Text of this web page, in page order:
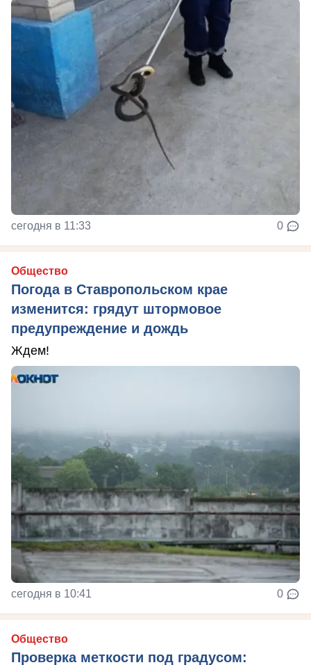
сегодня в 11:33 0
Общество
Погода в Ставропольском крае
изменится: грядут штормовое
предупреждение и дождь
Ждем!
сегодня в 10:41 0
Общество
Проверка меткости под градусом: